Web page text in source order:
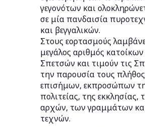
γεγονότων και
σε μία πανδαισία
και βεγγαλικών.
Στους εορτασμούς
μεγάλος αριθμός
Σπετσών και τιμούν τις
την παρουσία τους πλήθος
επισήμων, εκπροσώπων
πολιτείας, της εκκλησίας,
αρχών, των γραμμάτων
τεχνών.